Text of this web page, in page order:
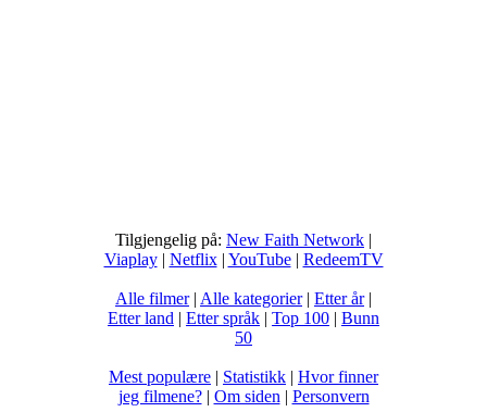
Tilgjengelig på: New Faith Network |
Viaplay| Netflix| YouTube| RedeemTV
Alle filmer| Alle kategorier| Etter år|
Etter land | Etter språk | Top 100 | Bunn
50
Mest populære | Statistikk | Hvor finner
jeg filmene?| Om siden | Personvern